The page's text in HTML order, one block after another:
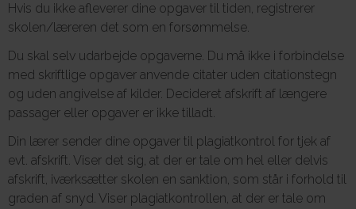
Hvis du ikke afleverer dine opgaver til tiden, registrerer
skolen/læreren det som en forsømmelse.
Du skal selv udarbejde opgaverne. Du må ikke i forbindelse
med skriftlige opgaver anvende citater uden citationstegn
og uden angivelse af kilder. Decideret afskrift af længere
passager eller opgaver er ikke tilladt.
Din lærer sender dine opgaver til plagiatkontrol for tjek af
evt. afskrift. Viser det sig, at der er tale om hel eller delvis
afskrift, iværksætter skolen en sanktion, som står i forhold til
graden af snyd. Viser plagiatkontrollen, at der er tale om